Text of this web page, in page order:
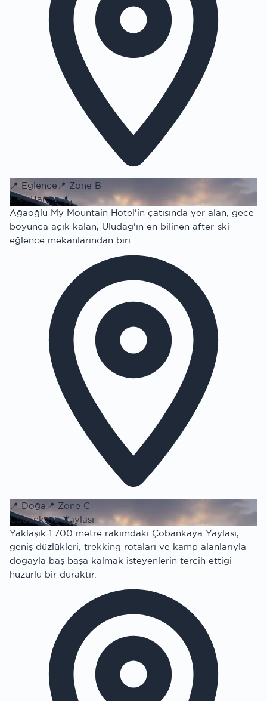
📍 Eğlence 📍 Zone B
Çatı Bar
Ağaoğlu My Mountain Hotel'in çatısında yer alan, gece
boyunca açık kalan, Uludağ'ın en bilinen after-ski
eğlence mekanlarından biri.
📍 Doğa 📍 Zone C
Çobankaya Yaylası
Yaklaşık 1.700 metre rakımdaki Çobankaya Yaylası,
geniş düzlükleri, trekking rotaları ve kamp alanlarıyla
doğayla baş başa kalmak isteyenlerin tercih ettiği
huzurlu bir duraktır.